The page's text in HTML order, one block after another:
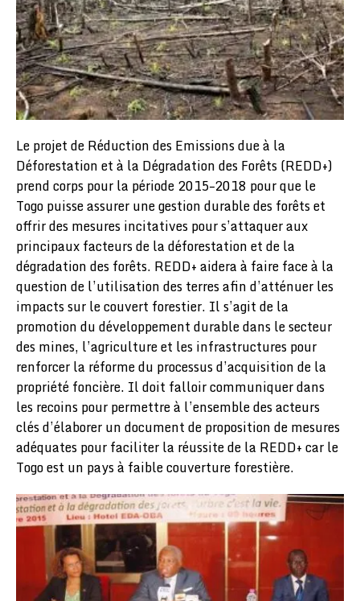
Le projet de Réduction des Emissions due à la
Déforestation et à la Dégradation des Forêts (REDD+)
prend corps pour la période 2015–2018 pour que le
Togo puisse assurer une gestion durable des forêts et
offrir des mesures incitatives pour s’attaquer aux
principaux facteurs de la déforestation et de la
dégradation des forêts. REDD+ aidera à faire face à la
question de l’utilisation des terres afin d’atténuer les
impacts sur le couvert forestier. Il s’agit de la
promotion du développement durable dans le secteur
des mines, l’agriculture et les infrastructures pour
renforcer la réforme du processus d’acquisition de la
propriété foncière. Il doit falloir communiquer dans
les recoins pour permettre à l’ensemble des acteurs
clés d’élaborer un document de proposition de mesures
adéquates pour faciliter la réussite de la REDD+ car le
Togo est un pays à faible couverture forestière.